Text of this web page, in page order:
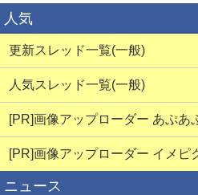
人気
更新スレッド一覧(一般)
人気スレッド一覧(一般)
[PR]画像アップローダー あぷあ
[PR]画像アップローダー イメピ
ニュース